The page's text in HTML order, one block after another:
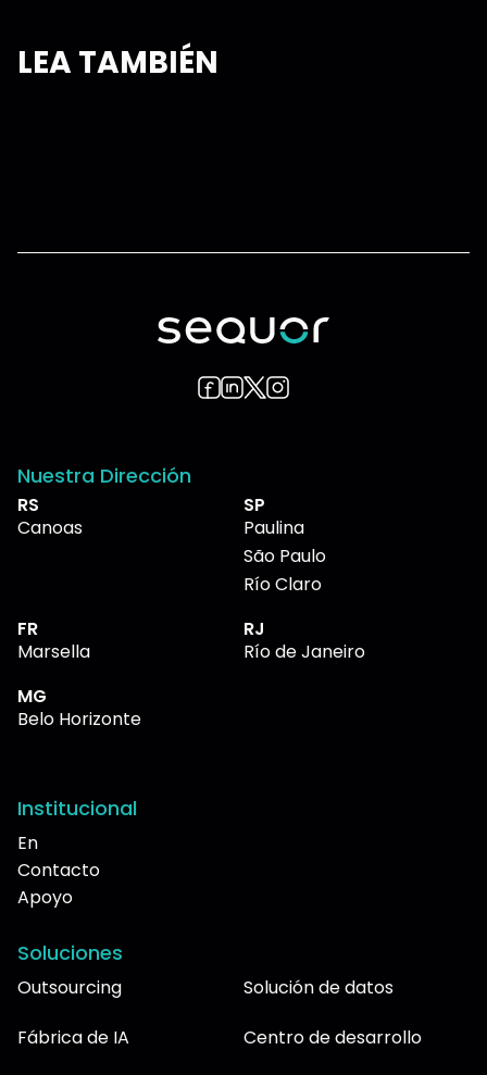
LEA TAMBIÉN
Nuestra Dirección
RS
Canoas
SP
Paulina
São Paulo
Río Claro
FR
Marsella
RJ
Río de Janeiro
MG
Belo Horizonte
Institucional
En
Contacto
Apoyo
Soluciones
Outsourcing
Solución de datos
Fábrica de IA
Centro de desarrollo